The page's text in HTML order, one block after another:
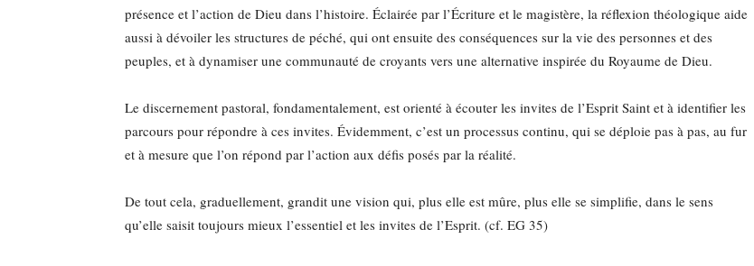
présence et l’action de Dieu dans l’histoire. Éclairée par l’Écriture et le magistère, la réflexion théologique aide
aussi à dévoiler les structures de péché, qui ont ensuite des conséquences sur la vie des personnes et des
peuples, et à dynamiser une communauté de croyants vers une alternative inspirée du Royaume de Dieu.
Le discernement pastoral, fondamentalement, est orienté à écouter les invites de l’Esprit Saint et à identifier les
parcours pour répondre à ces invites. Évidemment, c’est un processus continu, qui se déploie pas à pas, au fur
et à mesure que l’on répond par l’action aux défis posés par la réalité.
De tout cela, graduellement, grandit une vision qui, plus elle est mûre, plus elle se simplifie, dans le sens
qu’elle saisit toujours mieux l’essentiel et les invites de l’Esprit. (cf. EG 35)